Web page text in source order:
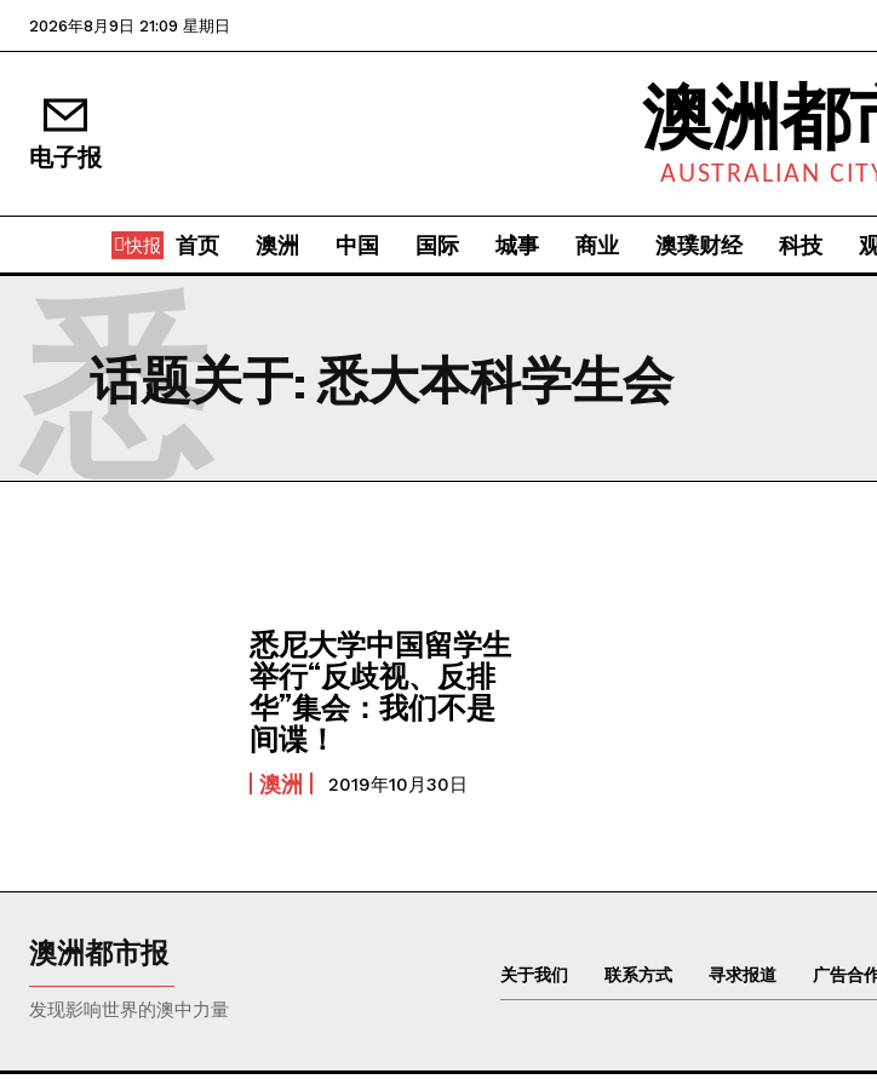
2026年8月9日 21:09 星期日
电子报 澳洲都
AUSTRALIAN
快报 首页 澳洲 中国 国际 城事 商业 澳璞财经 科技
话题关于: 悉大本科学生会
悉
悉尼大学中国留学生
举行“反歧视、反排
华”集会：我们不是
间谍！
澳洲 2019年10月30日
澳洲都市报
发现影响世界的澳中力量
关于我们 联系方式 寻求报道 广告合